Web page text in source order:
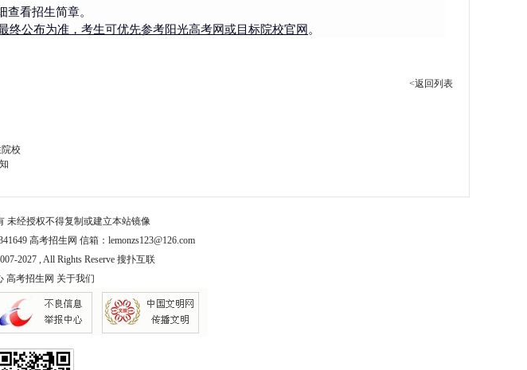
看招生简章。
终公布为准，考生可优先参考阳光高考网或目标院校官网 。
<返回列表
校
未经授权不得复制或建立本站镜像
高考招生网 信箱：lemonzs123@126.com
2027 , All Rights Reserve 搜扑互联
高考招生网 关于我们